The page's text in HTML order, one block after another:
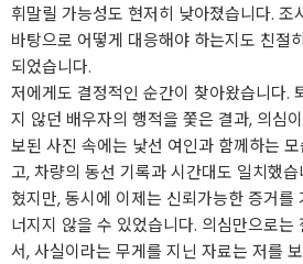
휘말릴 가능성도 현저히 낮아졌습니다. 조
바탕으로 어떻게 대응해야 하는지도 친절
되었습니다.
저에게도 결정적인 순간이 찾아왔습니다.
지 않던 배우자의 행적을 쫓은 결과, 의심
보된 사진 속에는 낯선 여인과 함께하는
고, 차량의 동선 기록과 시간대도 일치했
혔지만, 동시에 이제는 신뢰가능한 증거를
너지지 않을 수 있었습니다. 의심만으로는
서, 사실이라는 무게를 지닌 자료는 저를